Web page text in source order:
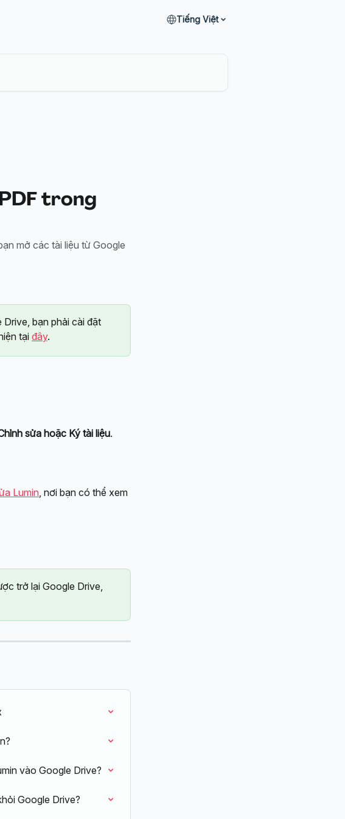
Tiếng Việt
trong
mở các tài liệu từ Google
bạn phải cài đặt
tại đây.
sửa hoặc Ký tài liệu.
Lumin, nơi bạn có thể xem
trở lại Google Drive,
vào Google Drive?
Google Drive?